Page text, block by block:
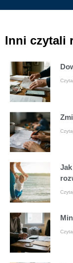
Inni czytali